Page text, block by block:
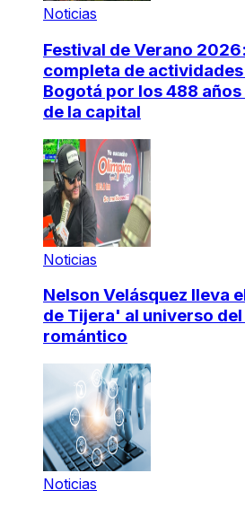
Noticias
Festival de Verano
completa de
Bogotá por los 488
de la capital
Noticias
Nelson Velásquez lleva
de Tijera' al universo
romántico
Noticias